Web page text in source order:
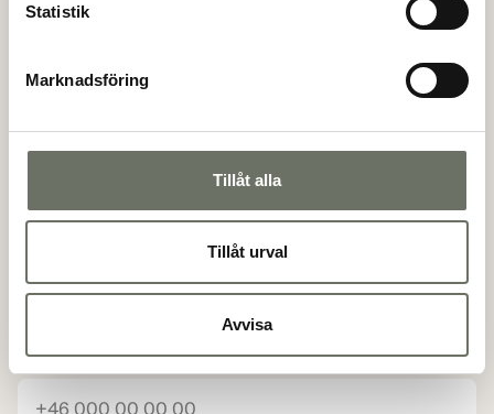
Statistik
Marknadsföring
Tillåt alla
Tillåt urval
Avvisa